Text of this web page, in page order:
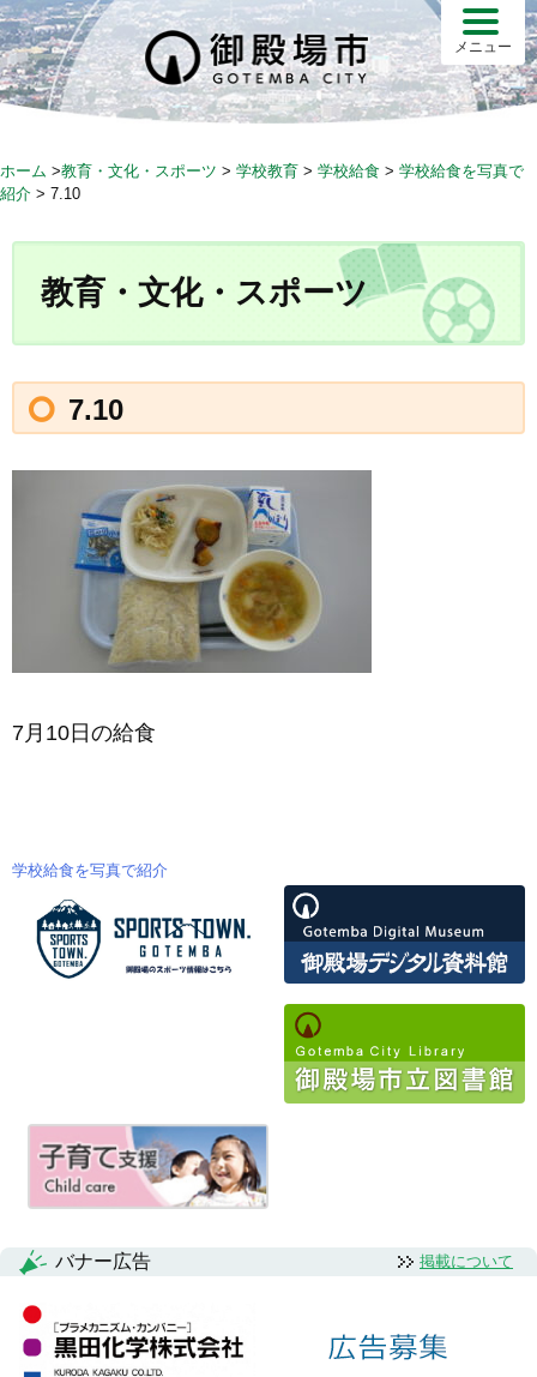
S
k
i
p
c
メニュー
ホーム >教育・文化・スポーツ > 学校教育 > 学校給食 > 学校給食を写真で
紹介 > 7.10
教育・文化・スポーツ
7.10
7月10日の給食
ー
ョ
ン
学校給食を写真で紹介
バナー広告 掲載について